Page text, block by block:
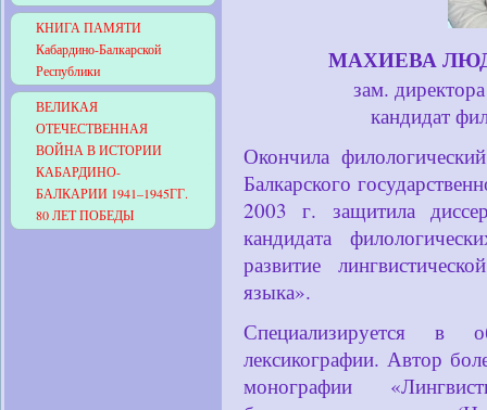
КНИГА ПАМЯТИ
Кабардино-Балкарской
Республики
ВЕЛИКАЯ
ОТЕЧЕСТВЕННАЯ
ВОЙНА В ИСТОРИИ
КАБАРДИНО-
БАЛКАРИИ 1941–1945ГГ.
80 ЛЕТ ПОБЕДЫ
МАХИЕВА
зам.
кандидат
Окончила
Балкарского
2003 г. защитила
кандидата
развитие
языка».
Специализируется в
лексикографии. Автор
монографии